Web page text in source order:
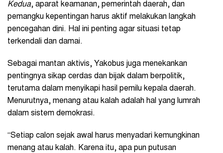
Kedua, aparat keamanan, pemerintah daerah, dan
pemangku kepentingan harus aktif melakukan langkah
pencegahan dini. Hal ini penting agar situasi tetap
terkendali dan damai.
Sebagai mantan aktivis, Yakobus juga menekankan
pentingnya sikap cerdas dan bijak dalam berpolitik,
terutama dalam menyikapi hasil pemilu kepala daerah.
Menurutnya, menang atau kalah adalah hal yang lumrah
dalam sistem demokrasi.
“Setiap calon sejak awal harus menyadari kemungkinan
menang atau kalah. Karena itu, apa pun putusan